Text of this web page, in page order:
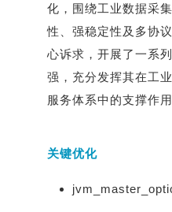
化，围绕工业数据采
性、强稳定性及多协
心诉求，开展了一系
强，充分发挥其在工
服务体系中的支撑作用
关键优化